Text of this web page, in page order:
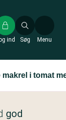
Søg
ind Menu
makrel i tomat
god